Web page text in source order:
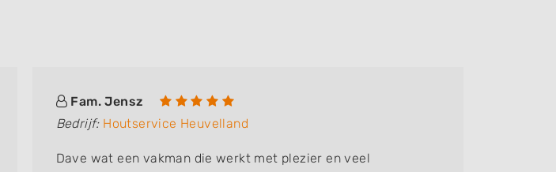
Fam. Jensz
Bedrijf: Houtservice Heuvelland
Dave wat een vakman die werkt met plezier en veel